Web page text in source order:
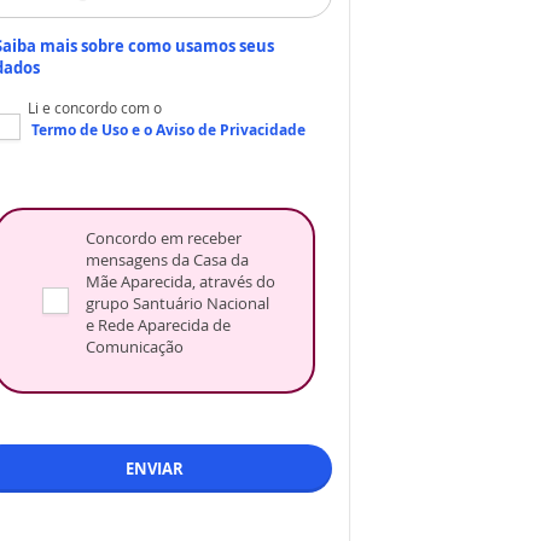
mais sobre como usamos seus
Li e concordo com o
Termo de Usoe oAviso de Privacidade
Concordo em receber
mensagens da Casa da
Mãe Aparecida, através do
grupo Santuário Nacional
e Rede Aparecida de
Comunicação
ENVIAR